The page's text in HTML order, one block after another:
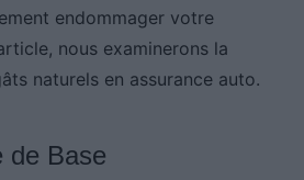
endommager votre
nous examinerons la
naturels en assurance auto.
de Base